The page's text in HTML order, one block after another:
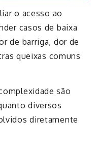
o acesso ao
casos de baixa
de barriga, dor de
queixas comuns
são
diversos
diretamente